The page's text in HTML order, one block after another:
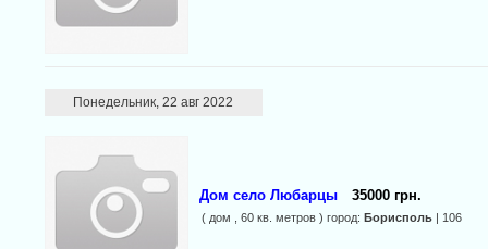
Понедельник, 22 авг 2022
Дом село Любарцы 35000 грн.
( дом , 60 кв. метров ) город: Борисполь| 106